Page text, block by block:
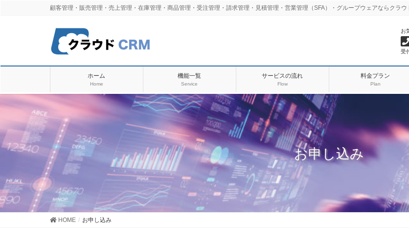
顧客管理・販売管理・売上管理・在庫管理・商品管理・受注管理・請求管理・見積管理・営業管理（SFA）・グループウェアならクラウ
お
受
ホーム
Home
機能一覧
Service
サービスの流れ
Flow
料金プラン
Plan
お申し込み
HOME お申し込み